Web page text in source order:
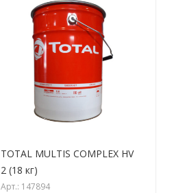
TOTAL MULTIS COMPLEX HV
2 (18 кг)
Арт.: 147894